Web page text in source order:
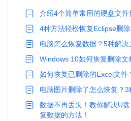
介绍4个简单常用的硬盘文件
4种方法轻松恢复Eclipse删除
电脑怎么恢复数据？5种解决
Windows 10如何恢复删除文
如何恢复已删除的Excel文件
电脑图片删除了怎么恢复？3
数据不再丢失！教你解决U
复数据的方法！